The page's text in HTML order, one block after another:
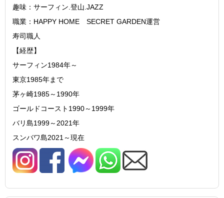
趣味：サーフィン.登山.JAZZ
職業：HAPPY HOME SECRET GARDEN運営
寿司職人
【経歴】
サーフィン1984年～
東京1985年まで
茅ヶ崎1985～1990年
ゴールドコースト1990～1999年
バリ島1999～2021年
スンバワ島2021～現在